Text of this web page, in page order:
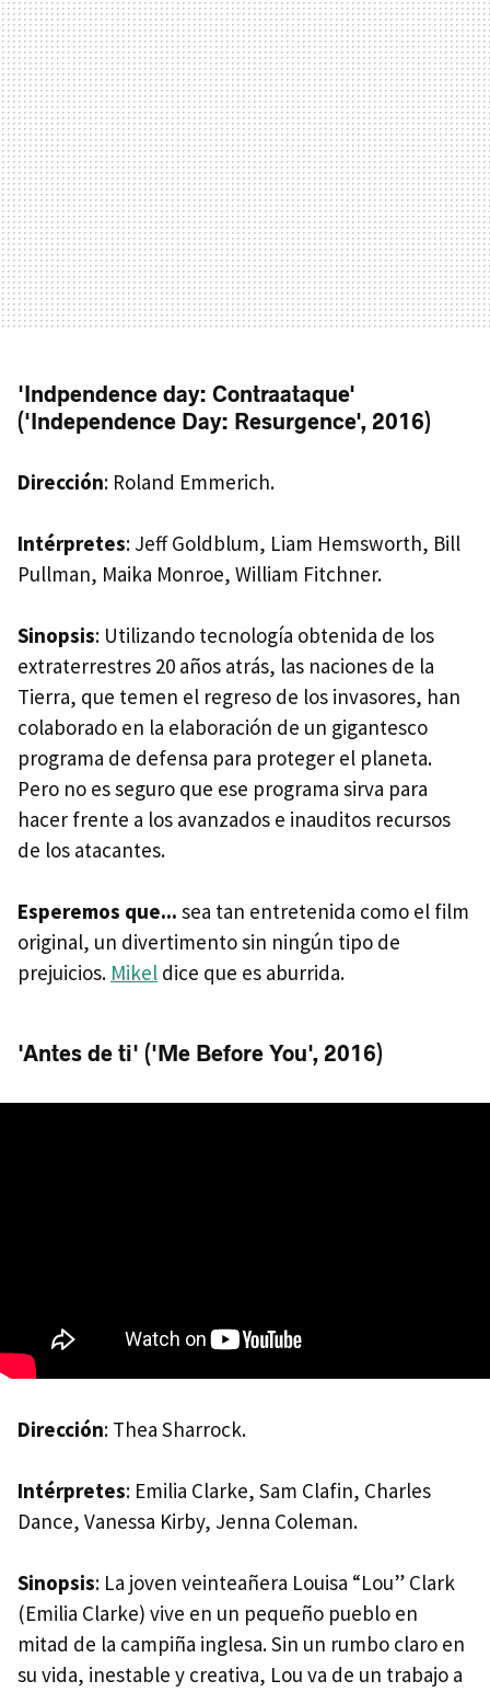
'Indpendence day: Contraataque'
('Independence Day: Resurgence', 2016)
Dirección: Roland Emmerich.
Intérpretes: Jeff Goldblum, Liam Hemsworth, Bill
Pullman, Maika Monroe, William Fitchner.
Sinopsis: Utilizando tecnología obtenida de los
extraterrestres 20 años atrás, las naciones de la
Tierra, que temen el regreso de los invasores, han
colaborado en la elaboración de un gigantesco
programa de defensa para proteger el planeta.
Pero no es seguro que ese programa sirva para
hacer frente a los avanzados e inauditos recursos
de los atacantes.
Esperemos que... sea tan entretenida como el film
original, un divertimento sin ningún tipo de
prejuicios. Mikel dice que es aburrida.
'Antes de ti' ('Me Before You', 2016)
Dirección: Thea Sharrock.
Intérpretes: Emilia Clarke, Sam Clafin, Charles
Dance, Vanessa Kirby, Jenna Coleman.
Sinopsis: La joven veinteañera Louisa “Lou” Clark
(Emilia Clarke) vive en un pequeño pueblo en
mitad de la campiña inglesa. Sin un rumbo claro en
su vida, inestable y creativa, Lou va de un trabajo a